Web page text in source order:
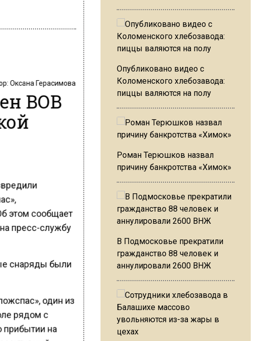
Оксана Герасимова
ВОВ
этом сообщает
пресс-службу
снаряды были
один из
рядом с
прибытии на
Опубликовано видео с
Коломенского хлебозавода:
пиццы валяются на полу
Роман Терюшков назвал
причину банкротства «Химок»
В Подмосковье прекратили
гражданство 88 человек и
аннулировали 2600 ВНЖ